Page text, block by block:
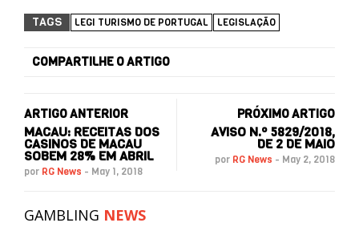
TAGS LEGI TURISMO DE PORTUGAL LEGISLAÇÃO
COMPARTILHE O ARTIGO
ARTIGO ANTERIOR
MACAU: RECEITAS DOS
CASINOS DE MACAU
SOBEM 28% EM ABRIL
por RG News - May 1, 2018
PRÓXIMO ARTIGO
AVISO N.º 5829/2018,
DE 2 DE MAIO
por RG News - May 2, 2018
GAMBLING NEWS